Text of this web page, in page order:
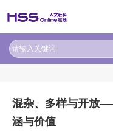
原文太长?试试AI快速理解
混杂、多样与开放
涵与价值